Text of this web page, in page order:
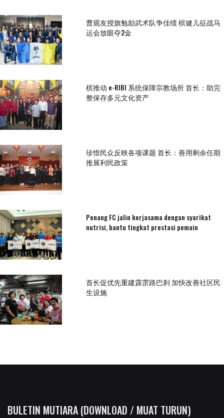
曹观友授旗勉励武术队争佳绩 槟健儿征战马
运会放眼夺2金
槟推动 e-RIBI 系统保障宗教场所 首长：助完
整保存多元文化资产
珍惜民众反映各项课题 首长：善用剩余任期
推展利民政策
Penang FC jalin kerjasama dengan syarikat
nutrisi, bantu tingkat prestasi pemain
首长促优先重建霹雳路巴刹 加快改善社区民
生设施
BULETIN MUTIARA (DOWNLOAD / MUAT TURUN)